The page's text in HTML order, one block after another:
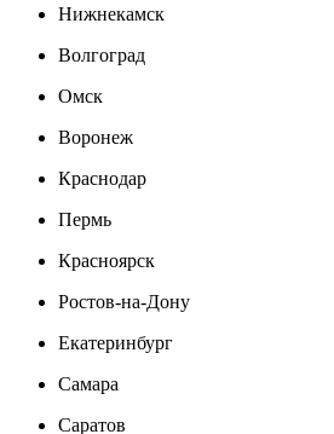
Нижнекамск
Волгоград
Омск
Воронеж
Краснодар
Пермь
Красноярск
Ростов-на-Дону
Екатеринбург
Самара
Саратов